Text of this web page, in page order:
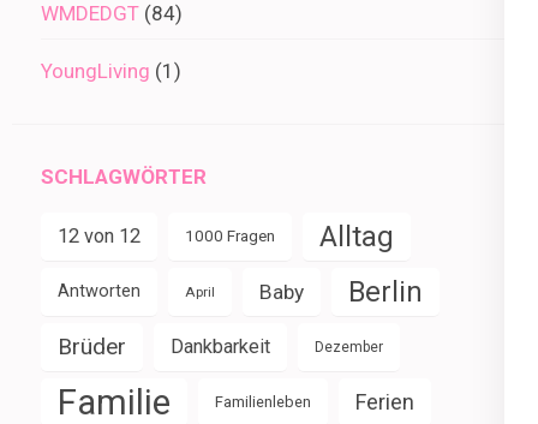
WMDEDGT (84)
YoungLiving (1)
SCHLAGWÖRTER
12 von 12 1000 Fragen Alltag
Antworten April Baby Berlin
Brüder Dankbarkeit Dezember
Familie Familienleben Ferien